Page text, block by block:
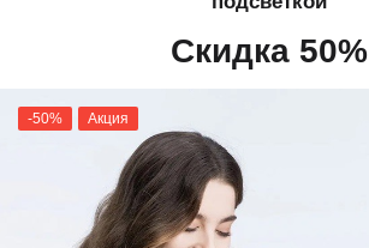
Скидка 50%
-50% Акция